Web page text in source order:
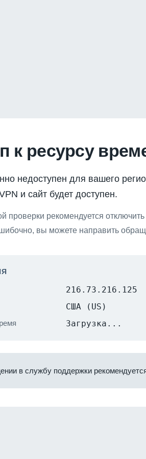
к ресурсу
недоступен для вашего
и сайт будет доступен.
проверки рекомендуется
вы можете направить
216.73.216.125
США (US)
Загрузка...
в службу поддержки